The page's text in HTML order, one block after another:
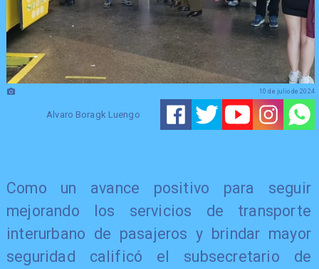
Alvaro Boragk Luengo
10 de julio de 2024
Como un avance positivo para seguir
mejorando los servicios de transporte
interurbano de pasajeros y brindar mayor
seguridad calificó el subsecretario de